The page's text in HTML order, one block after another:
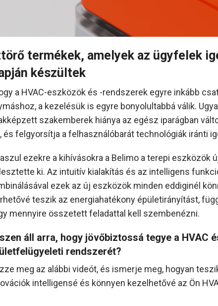
termékek, amelyek az ügyfelek
készültek
a HVAC-eszközök és -rendszerek egyre inkább
a kezelésük is egyre bonyolultabbá válik.
szakemberek hiánya az egész iparágban
és felgyorsítja a felhasználóbarát technológiák iránti
ezekre a kihívásokra a Belimo a terepi eszközök
ki. Az intuitív kialakítás és az intelligens
ezek az új eszközök minden eddiginél
teszik az energiahatékony épületirányítást,
mennyire összetett feladattal kell szembenézni.
áll arra, hogy jövőbiztossá tegye a HVAC
rendszerét?
meg az alábbi videót, és ismerje meg, hogyan
intelligensé és könnyen kezelhetővé az Ön